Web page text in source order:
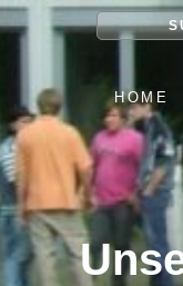
HOME